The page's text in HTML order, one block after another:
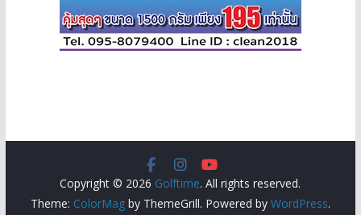
Copyright © 2026 Golftime. All rights reserved.
Theme: ColorMagby ThemeGrill. Powered by WordPress.